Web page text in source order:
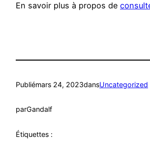
En savoir plus à propos de
Publiémars 24, 2023dansUncategorized
parGandalf
Étiquettes :